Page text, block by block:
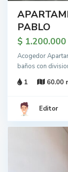
PABLO
$ 1.200.000
Acogedor
baños con
1
60.00
Editor